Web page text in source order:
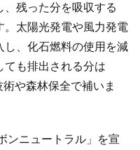
残った分を吸収する
。太陽光発電や風力発電
し、化石燃料の使用を減
ても排出される分は
や森林保全で補いま
ンニュートラル」を宣